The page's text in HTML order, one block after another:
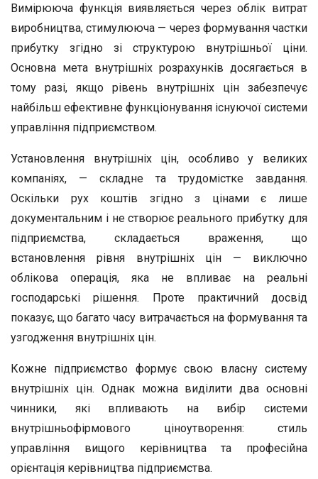
Вимірююча функція виявляється через облік витрат
виробництва, стимулююча — через формування частки
прибутку згідно зі структурою внутрішньої ціни.
Основна мета внутрішніх розрахунків досягається в
тому разі, якщо рівень внутрішніх цін забезпечує
найбільш ефективне функціонування існуючої системи
управління підприємством.
Установлення внутрішніх цін, особливо у великих
компаніях, — складне та трудомістке завдання.
Оскільки рух коштів згідно з цінами є лише
документальним і не створює реального прибутку для
підприємства, складається враження, що
встановлення рівня внутрішніх цін — виключно
облікова операція, яка не впливає на реальні
господарські рішення. Проте практичний досвід
показує, що багато часу витрачається на формування та
узгодження внутрішніх цін.
Кожне підприємство формує свою власну систему
внутрішніх цін. Однак можна виділити два основні
чинники, які впливають на вибір системи
внутрішньофірмового ціноутворення: стиль
управління вищого керівництва та професійна
орієнтація керівництва підприємства.